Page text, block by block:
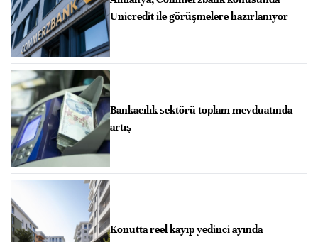
Unicredit ile görüşmelere hazırlanıyor
Bankacılık sektörü toplam mevduatında
artış
Konutta reel kayıp yedinci ayında